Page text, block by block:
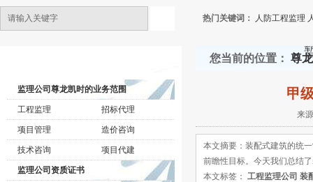
热门关键词： 人防工程监理
监理公司尊龙凯时的业务范围
工程监理 招标代理
项目管理 造价咨询
技术咨询 项目代建
监理公司资质证书
您当前的位置： 尊
甲
来
本文摘要：装配式建筑的统
前瞻性目标。今天我们总结
本文标签： 工程监理公司 装